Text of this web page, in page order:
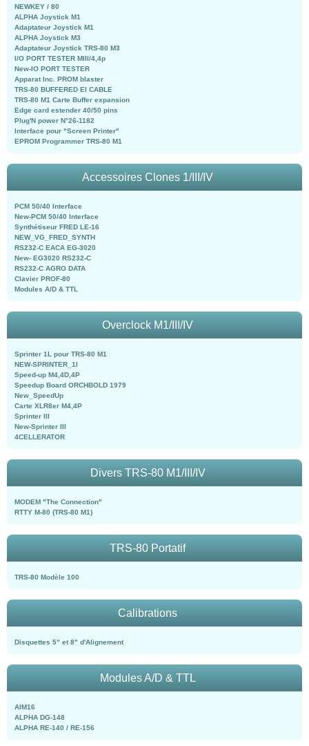
NEWKEY / 80
ALPHA Joystick M1
Adaptateur Joystick M1
ALPHA Joystick M3
Adaptateur Joystick TRS-80 M3
I/O PORT TESTER MIII/4,4p
New-IO PORT TESTER
Apparat Inc. PROM blaster
TRS-80 BUFFERED EI CABLE
TRS-80 M1 Carte Buffer expansion
Edge card estender 40/50 pins
Plug'N power N°26-1182
Interface pour "Screen Printer"
EPROM Programmer TRS-80 M1
Accessoires Clones 1/III/IV
PCM 50/40 Interface
New-PCM 50/40 Interface
Synthétiseur FRED LE-16
NEW_VG_FRED_SYNTH
RS232-C EACA EG-3020
New- EG3020 RS232-C
RS232-C AGRO DATA
Clavier PROF-80
Modules A/D & TTL
Overclock M1/III/IV
Sprinter 1L pour TRS-80 M1
NEW-SPRINTER_1l
Speed-up M4,4D,4P
Speedup Board ORCHBOLD 1979
New_SpeedUp
Carte XLR8er M4,4P
Sprinter III
New-Sprinter III
4CELLERATOR
Divers TRS-80 M1/III/IV
MODEM "The Connection"
RTTY M-80 (TRS-80 M1)
TRS-80 Portatif
TRS-80 Modèle 100
Calibrations
Disquettes 5" et 8" d'Alignement
Modules A/D & TTL
AIM16
ALPHA DG-148
ALPHA RE-140 / RE-156